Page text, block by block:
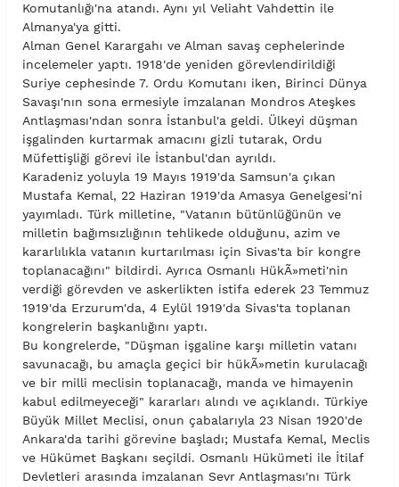
Komutanlığı'na atandı. Aynı yıl Veliaht Vahdettin ile
Almanya'ya gitti.
Alman Genel Karargahı ve Alman savaş cephelerinde
incelemeler yaptı. 1918'de yeniden görevlendirildiği
Suriye cephesinde 7. Ordu Komutanı iken, Birinci Dünya
Savaşı'nın sona ermesiyle imzalanan Mondros Ateşkes
Antlaşması'ndan sonra İstanbul'a geldi. Ülkeyi düşman
işgalinden kurtarmak amacını gizli tutarak, Ordu
Müfettişliği görevi ile İstanbul'dan ayrıldı.
Karadeniz yoluyla 19 Mayıs 1919'da Samsun'a çıkan
Mustafa Kemal, 22 Haziran 1919'da Amasya Genelgesi'ni
yayımladı. Türk milletine, "Vatanın bütünlüğünün ve
milletin bağımsızlığının tehlikede olduğunu, azim ve
kararlılıkla vatanın kurtarılması için Sivas'ta bir kongre
toplanacağını" bildirdi. Ayrıca Osmanlı HükÃ»meti'nin
verdiği görevden ve askerlikten istifa ederek 23 Temmuz
1919'da Erzurum'da, 4 Eylül 1919'da Sivas'ta toplanan
kongrelerin başkanlığını yaptı.
Bu kongrelerde, "Düşman işgaline karşı milletin vatanı
savunacağı, bu amaçla geçici bir hükÃ»metin kurulacağı
ve bir milli meclisin toplanacağı, manda ve himayenin
kabul edilmeyeceği" kararları alındı ve açıklandı. Türkiye
Büyük Millet Meclisi, onun çabalarıyla 23 Nisan 1920'de
Ankara'da tarihi görevine başladı; Mustafa Kemal, Meclis
ve Hükümet Başkanı seçildi. Osmanlı Hükümeti ile İtilaf
Devletleri arasında imzalanan Sevr Antlaşması'nı Türk